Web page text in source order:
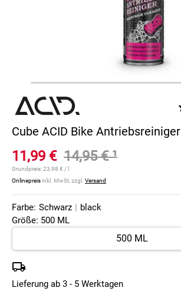
Cube ACID Bike Antriebsreiniger
11,99 € 14,95 €¹
Grundpreis:23,98 € / l
Onlinepreisinkl. MwSt, zzgl. Versand
Farbe: Schwarz | black
Größe: 500 ML
Lieferung ab 3 - 5 Werktagen